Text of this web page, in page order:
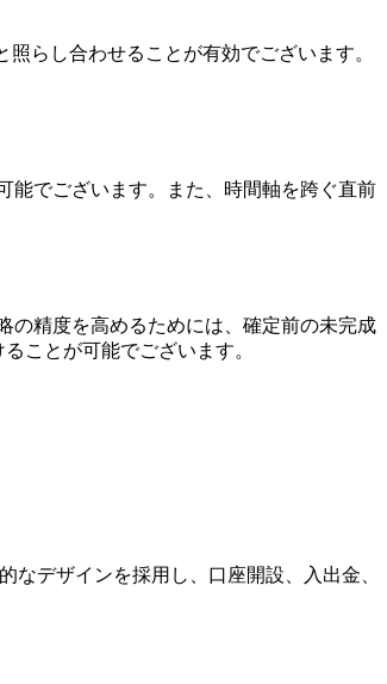
らし合わせることが有効でございます。
能でございます。また、時間軸を跨ぐ直前
の精度を高めるためには、確定前の未完成
ことが可能でございます。
デザインを採用し、口座開設、入出金、